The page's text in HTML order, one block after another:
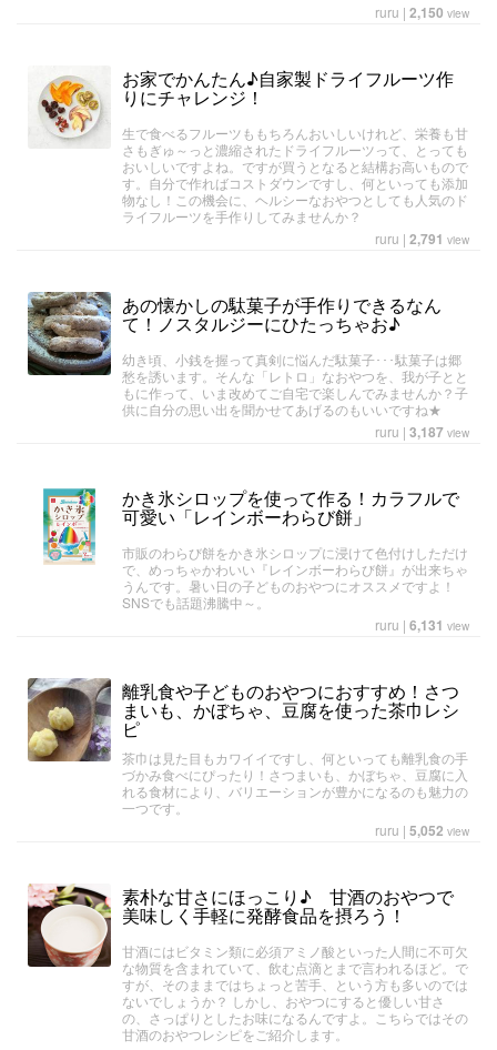
ruru | 2,150 view
お家でかんたん♪自家製ドライフルーツ作
りにチャレンジ！
生で食べるフルーツももちろんおいしいけれど、栄養も甘
さもぎゅ～っと濃縮されたドライフルーツって、とっても
おいしいですよね。ですが買うとなると結構お高いもので
す。自分で作ればコストダウンですし、何といっても添加
物なし！この機会に、ヘルシーなおやつとしても人気のド
ライフルーツを手作りしてみませんか？
ruru | 2,791 view
あの懐かしの駄菓子が手作りできるなん
て！ノスタルジーにひたっちゃお♪
幼き頃、小銭を握って真剣に悩んだ駄菓子･･･駄菓子は郷
愁を誘います。そんな「レトロ」なおやつを、我が子とと
もに作って、いま改めてご自宅で楽しんでみませんか？子
供に自分の思い出を聞かせてあげるのもいいですね★
ruru | 3,187 view
かき氷シロップを使って作る！カラフルで
可愛い「レインボーわらび餅」
市販のわらび餅をかき氷シロップに浸けて色付けしただけ
で、めっちゃかわいい『レインボーわらび餅』が出来ちゃ
うんです。暑い日の子どものおやつにオススメですよ！
SNSでも話題沸騰中～。
ruru | 6,131 view
離乳食や子どものおやつにおすすめ！さつ
まいも、かぼちゃ、豆腐を使った茶巾レシ
ピ
茶巾は見た目もカワイイですし、何といっても離乳食の手
づかみ食べにぴったり！さつまいも、かぼちゃ、豆腐に入
れる食材により、バリエーションが豊かになるのも魅力の
一つです。
ruru | 5,052 view
素朴な甘さにほっこり♪ 甘酒のおやつで
美味しく手軽に発酵食品を摂ろう！
甘酒にはビタミン類に必須アミノ酸といった人間に不可欠
な物質を含まれていて、飲む点滴とまで言われるほど。で
すが、そのままではちょっと苦手、という方も多いのでは
ないでしょうか？ しかし、おやつにすると優しい甘さ
の、さっぱりとしたお味になるんですよ。こちらではその
甘酒のおやつレシピをご紹介します。